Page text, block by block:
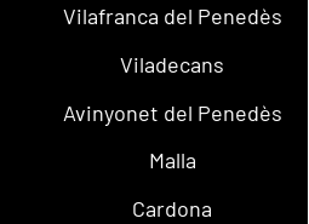
Vilafranca del Penedès
Viladecans
Avinyonet del Penedès
Malla
Cardona